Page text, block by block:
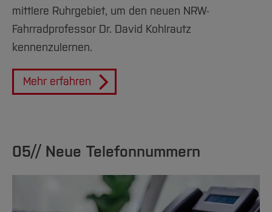
mittlere Ruhrgebiet, um den neuen NRW-
Fahrradprofessor Dr. David Kohlrautz
kennenzulernen.
Mehr erfahren
05// Neue Telefonnummern